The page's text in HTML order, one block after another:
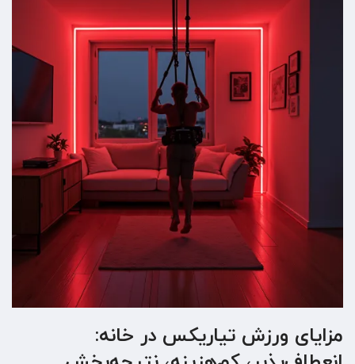
مزایای ورزش تیاریکس در خانه: